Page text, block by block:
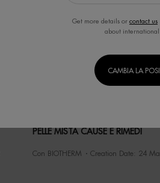
PELLE MISTA CAUSE E RIMEDI
Con BIOTHERM Creation Date: 24
Get more details or contact us
about
CAMBIA LA